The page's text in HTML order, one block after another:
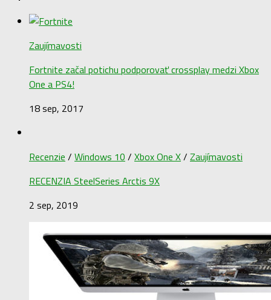
Zaujímavosti
Fortnite začal potichu podporovať crossplay medzi Xbox
One a PS4!
18 sep, 2017
Recenzie / Windows 10 / Xbox One X/ Zaujímavosti
RECENZIA SteelSeries Arctis 9X
2 sep, 2019